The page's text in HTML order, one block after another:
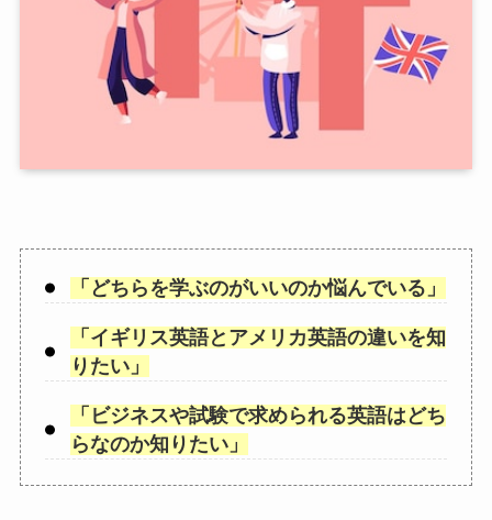
「 どちらを学ぶのがいいのか悩んでいる 」
「 イギリス英語とアメリカ英語の違いを知
りたい」
「 ビジネスや試験で求められる英語はどち
らなのか知りたい」